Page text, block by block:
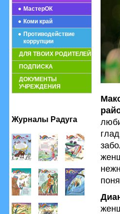
МастерОК
Коми край
Противодействие
коррупции
ДЛЯ ТВОИХ РОДИТЕЛЕЙ
ПОДПИСКА
ДОКУМЕНТЫ
УЧРЕЖДЕНИЯ
Журналы Радуга